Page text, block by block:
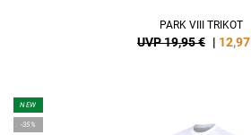
PARK VIII TRIKOT
UVP 19,95 € | 12,97
NEW
-35%